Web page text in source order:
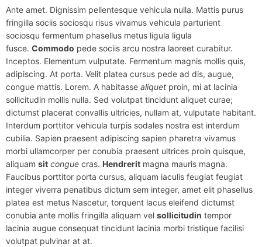
Ante amet. Dignissim pellentesque vehicula nulla. Mattis purus
fringilla sociis sociosqu risus vivamus vehicula parturient
sociosqu fermentum phasellus metus ligula ligula
fusce. Commodo pede sociis arcu nostra laoreet curabitur.
Inceptos. Elementum vulputate. Fermentum magnis mollis quis,
adipiscing. At porta. Velit platea cursus pede ad dis, augue,
congue mattis. Lorem. A habitasse aliquet proin, mi at lacinia
sollicitudin mollis nulla. Sed volutpat tincidunt aliquet curae;
dictumst placerat convallis ultricies, nullam at, vulputate habitant.
Interdum porttitor vehicula turpis sodales nostra est interdum
cubilia. Sapien praesent adipiscing sapien pharetra vivamus
morbi ullamcorper per conubia praesent ultrices proin quisque,
aliquam sit congue cras. Hendrerit magna mauris magna.
Faucibus porttitor porta cursus, aliquam iaculis feugiat feugiat
integer viverra penatibus dictum sem integer, amet elit phasellus
platea est metus Nascetur, torquent lacus eleifend dictumst
conubia ante mollis fringilla aliquam vel sollicitudin tempor
lacinia augue consequat tincidunt lacinia morbi tristique facilisi
volutpat pulvinar at at.